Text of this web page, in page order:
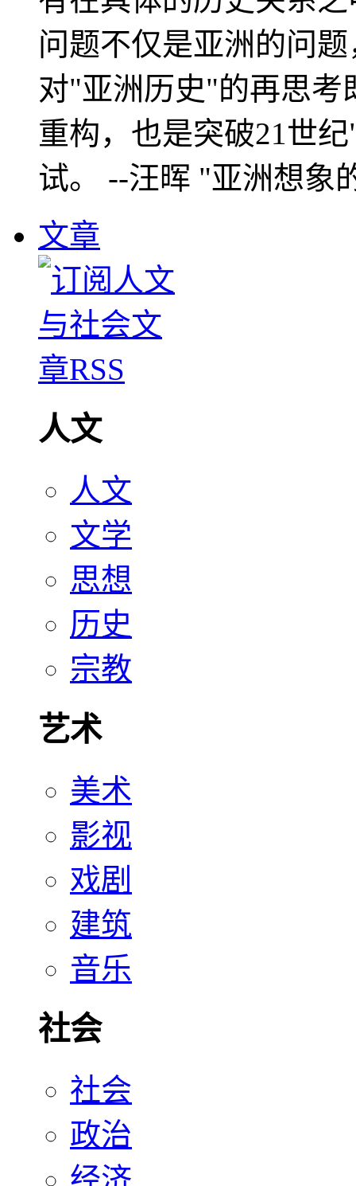
问题不仅是亚洲的问
对"亚洲历史"的再思考
重构，也是突破21世
试。 --汪晖 "亚洲想象
文章
人文
人文
文学
思想
历史
宗教
艺术
美术
影视
戏剧
建筑
音乐
社会
社会
政治